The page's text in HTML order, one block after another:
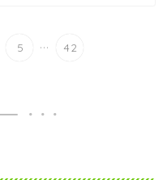
5 ... 42